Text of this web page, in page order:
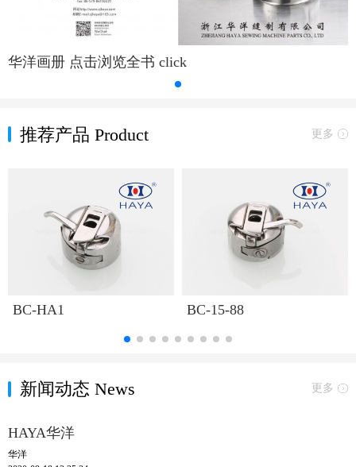
华洋画册 点击浏览全书 click
更多
推荐产品 Product
BC-HA1 BC-15-88
更多
新闻动态 News
HAYA华洋
华洋